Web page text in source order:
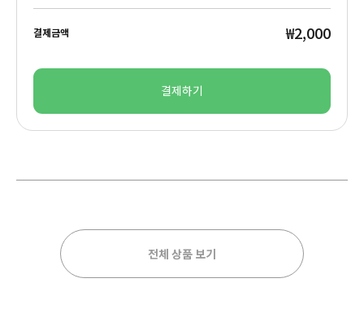
결제금액 ₩2,000
결제하기
전체 상품 보기